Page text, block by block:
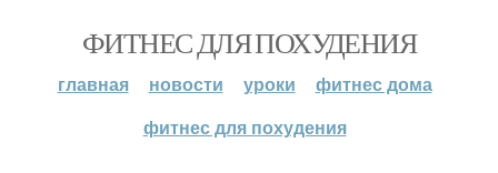
ФИТНЕС ДЛЯ ПОХУДЕНИЯ
главная новости уроки
фитнес дома
фитнес для похудения